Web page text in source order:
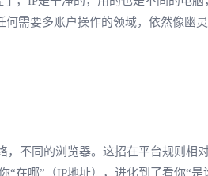
需要多账户操作的领域，依然像幽
不同的浏览器。这招在平台规则相
在哪”（IP地址），进化到了看你“是